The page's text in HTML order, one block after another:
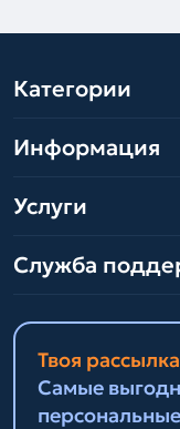
Категории
Информация
Услуги
Служба
Твоя рассылка
Самые